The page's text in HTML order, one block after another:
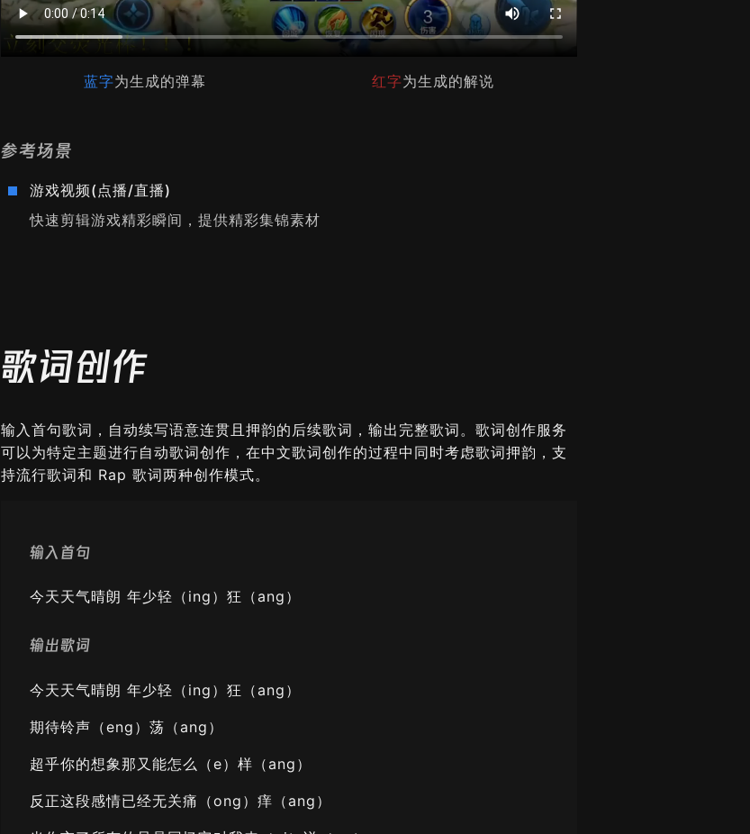
蓝字为生成的弹幕 红字为生成的解说
参考场景
游戏视频(点播/直播)
快速剪辑游戏精彩瞬间，提供精彩集锦素材
歌词创作
输入首句歌词，自动续写语意连贯且押韵的后续歌词，输出完整歌词。歌词创作服务
可以为特定主题进行自动歌词创作，在中文歌词创作的过程中同时考虑歌词押韵，支
持流行歌词和 Rap 歌词两种创作模式。
输入首句
今天天气晴朗 年少轻（ing）狂（ang）
输出歌词
今天天气晴朗 年少轻（ing）狂（ang）
期待铃声（eng）荡（ang）
超乎你的想象那又能怎么（e）样（ang）
反正这段感情已经无关痛（ong）痒（ang）